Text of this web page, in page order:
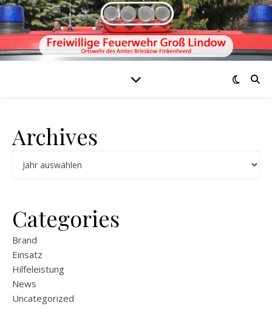
Archives
Categories
Brand
Einsatz
Hilfeleistung
News
Uncategorized